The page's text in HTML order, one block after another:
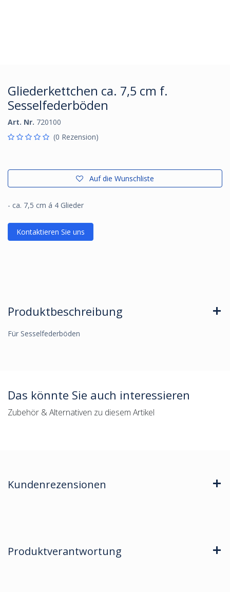
Gliederkettchen ca. 7,5 cm f.
Sesselfederböden
Art. Nr. 720100
(0 Rezension)
Auf die Wunschliste
- ca. 7,5 cm á 4 Glieder
Kontaktieren Sie uns
Produktbeschreibung
Für Sesselfederböden
Das könnte Sie auch interessieren
Zubehör & Alternativen zu diesem Artikel
Kundenrezensionen
Produktverantwortung